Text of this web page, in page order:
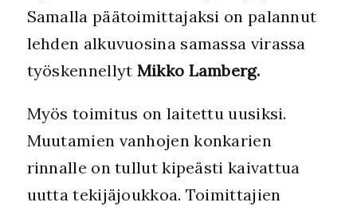
Samalla päätoimittajaksi on palannut
lehden alkuvuosina samassa virassa
työskennellyt Mikko Lamberg.
Myös toimitus on laitettu uusiksi.
Muutamien vanhojen konkarien
rinnalle on tullut kipeästi kaivattua
uutta tekijäjoukkoa. Toimittajien